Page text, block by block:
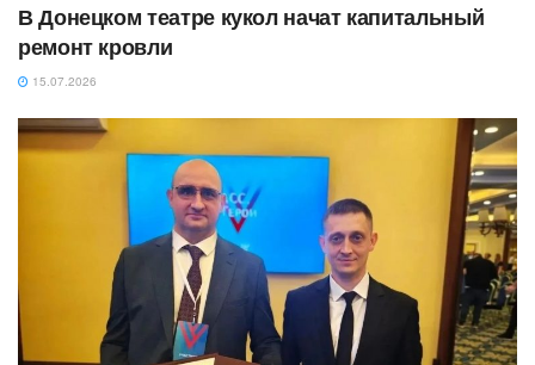
В Донецком театре кукол начат капитальный
ремонт кровли
15.07.2026